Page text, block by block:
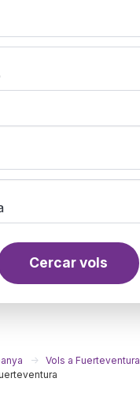
Cercar vols
Vols a Fuerteventura